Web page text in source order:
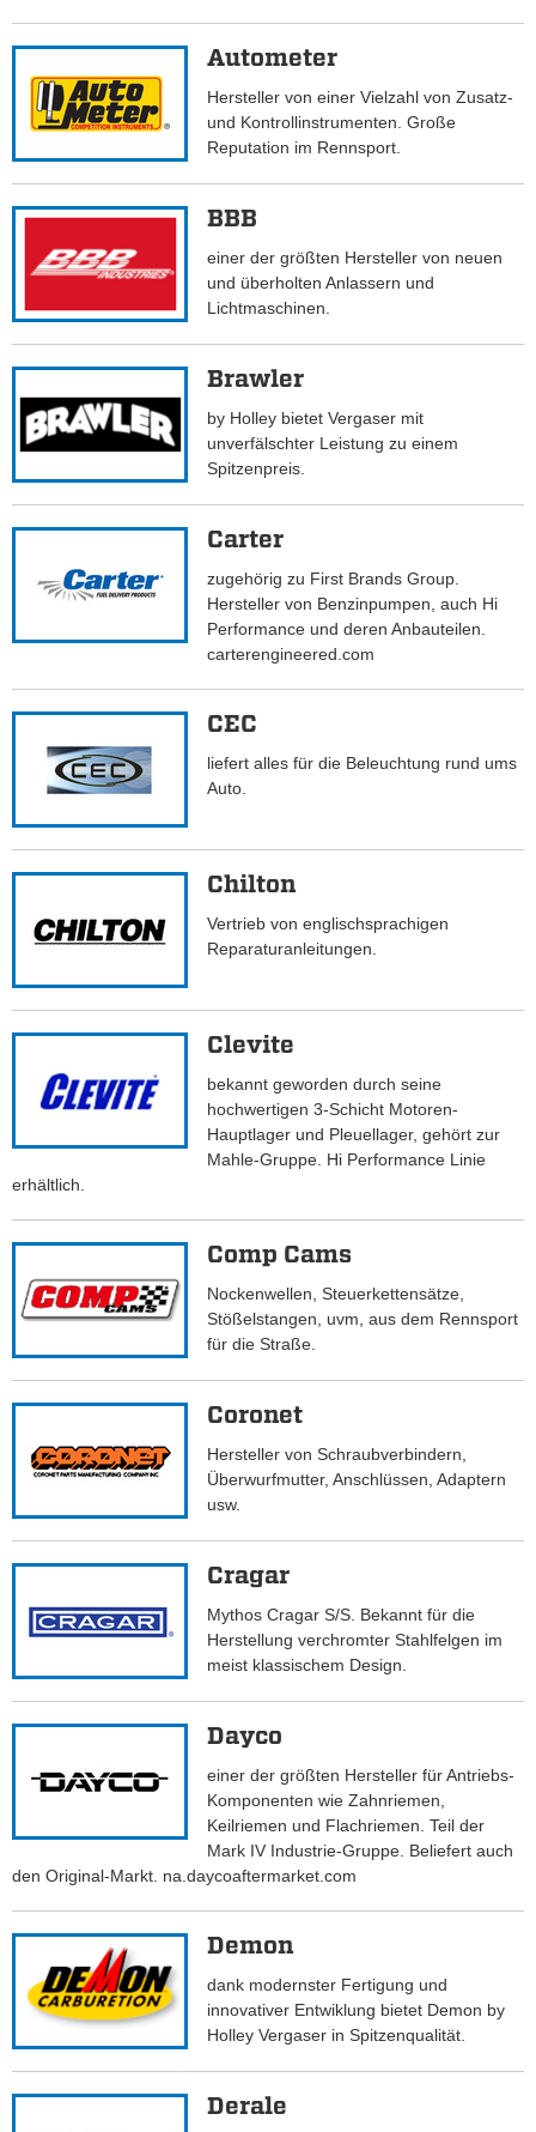
Autometer
Hersteller von einer Vielzahl von Zusatz-
und Kontrollinstrumenten. Große
Reputation im Rennsport.
BBB
einer der größten Hersteller von neuen
und überholten Anlassern und
Lichtmaschinen.
Brawler
by Holley bietet Vergaser mit
unverfälschter Leistung zu einem
Spitzenpreis.
Carter
zugehörig zu First Brands Group.
Hersteller von Benzinpumpen, auch Hi
Performance und deren Anbauteilen.
carterengineered.com
CEC
liefert alles für die Beleuchtung rund ums
Auto.
Chilton
Vertrieb von englischsprachigen
Reparaturanleitungen.
Clevite
bekannt geworden durch seine
hochwertigen 3-Schicht Motoren-
Hauptlager und Pleuellager, gehört zur
Mahle-Gruppe. Hi Performance Linie
erhältlich.
Comp Cams
Nockenwellen, Steuerkettensätze,
Stößelstangen, uvm, aus dem Rennsport
für die Straße.
Coronet
Hersteller von Schraubverbindern,
Überwurfmutter, Anschlüssen, Adaptern
usw.
Cragar
Mythos Cragar S/S. Bekannt für die
Herstellung verchromter Stahlfelgen im
meist klassischem Design.
Dayco
einer der größten Hersteller für Antriebs-
Komponenten wie Zahnriemen,
Keilriemen und Flachriemen. Teil der
Mark IV Industrie-Gruppe. Beliefert auch
den Original-Markt. na.daycoaftermarket.com
Demon
dank modernster Fertigung und
innovativer Entwiklung bietet Demon by
Holley Vergaser in Spitzenqualität.
Derale